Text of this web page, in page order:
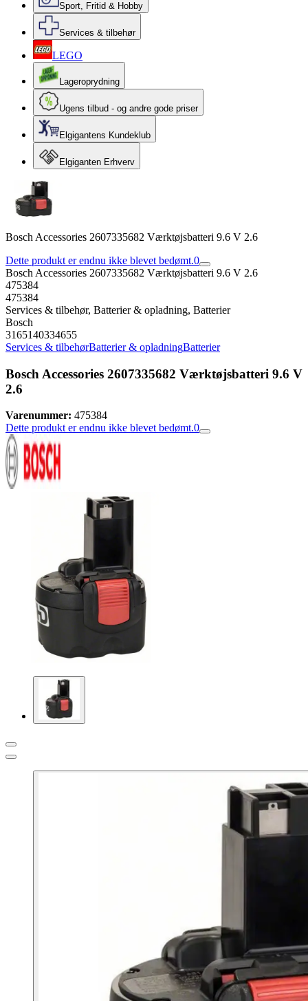
Sport, Fritid & Hobby
Services & tilbehør
LEGO
Lageroprydning
Ugens tilbud - og andre gode priser
Elgigantens Kundeklub
Elgiganten Erhverv
Bosch Accessories 2607335682 Værktøjsbatteri 9.6 V 2.6
Dette produkt er endnu ikke blevet bedømt.0
Bosch Accessories 2607335682 Værktøjsbatteri 9.6 V 2.6
475384
475384
Services & tilbehør, Batterier & opladning, Batterier
Bosch
3165140334655
Services & tilbehørBatterier & opladningBatterier
Bosch Accessories 2607335682 Værktøjsbatteri 9.6 V
2.6
Varenummer: 475384
Dette produkt er endnu ikke blevet bedømt.0